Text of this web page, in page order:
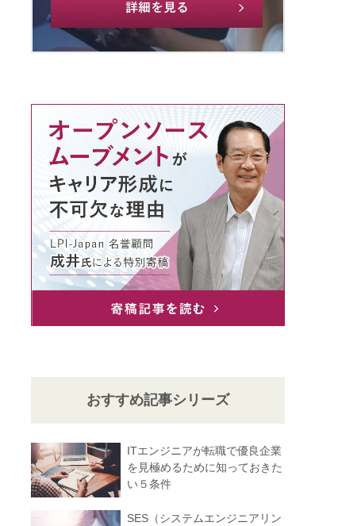
おすすめ記事シリーズ
ITエンジニアが転職で優良企業
を見極めるために知っておきた
い５条件
SES（システムエンジニアリン